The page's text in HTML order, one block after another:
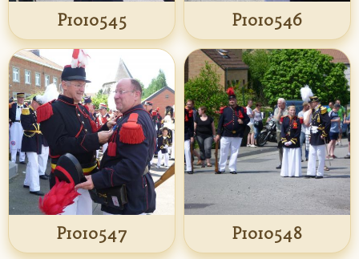
P1010545 P1010546
P1010547 P1010548